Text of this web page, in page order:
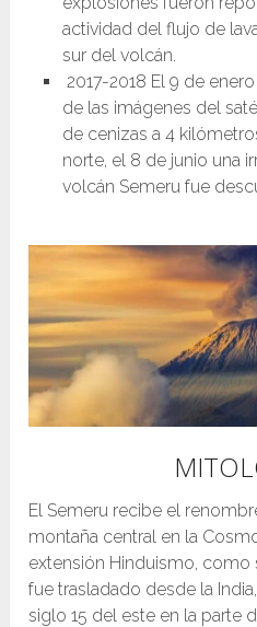
actividad del flujo de
sur del volcán.
2017-2018 El 9 de
de las imágenes del
de cenizas a 4
norte, el 8 de junio una
volcán Semeru fue
El Semeru recibe el
montaña central en la
extensión Hinduismo, como
fue trasladado desde la
siglo 15 del este en la parte